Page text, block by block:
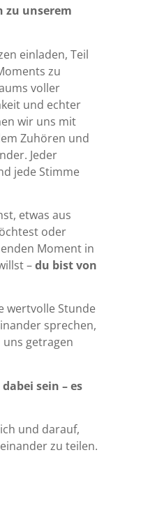
zu unserem
einladen, Teil
zu
voller
und echter
wir uns mit
Zuhören und
Jeder
jede Stimme
etwas aus
oder
Moment in
–du bist von
wertvolle Stunde
sprechen,
getragen
sein – es
und darauf,
zu teilen.